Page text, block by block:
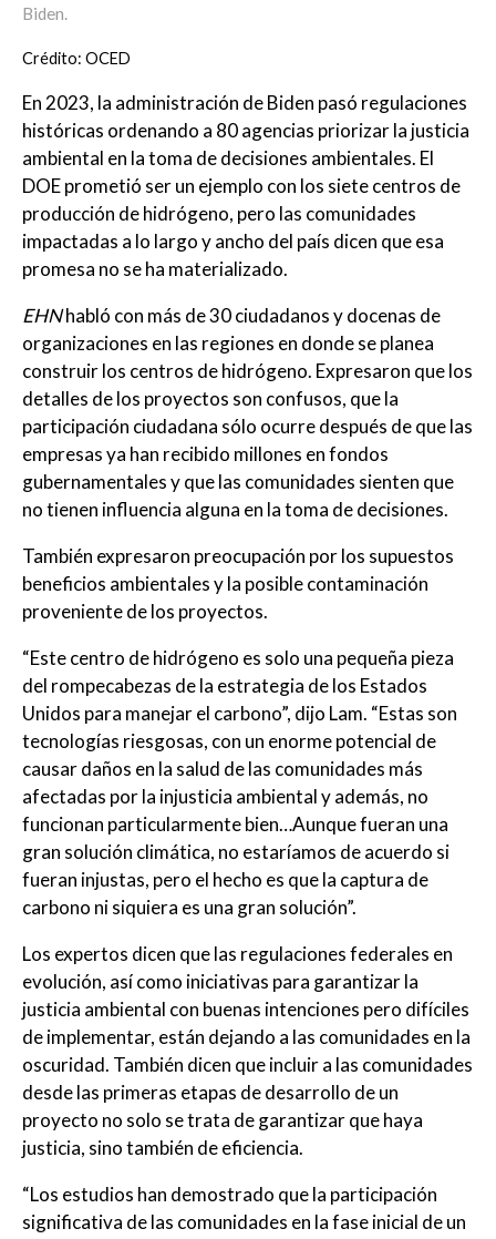
Biden.
Crédito: OCED
En 2023, la administración de Biden pasó regulaciones
históricas ordenando a 80 agencias priorizar la justicia
ambiental en la toma de decisiones ambientales. El
DOE prometió ser un ejemplo con los siete centros de
producción de hidrógeno, pero las comunidades
impactadas a lo largo y ancho del país dicen que esa
promesa no se ha materializado.
EHNhabló con más de 30 ciudadanos y docenas de
organizaciones en las regiones en donde se planea
construir los centros de hidrógeno. Expresaron que los
detalles de los proyectos son confusos, que la
participación ciudadana sólo ocurre después de que las
empresas ya han recibido millones en fondos
gubernamentales y que las comunidades sienten que
no tienen influencia alguna en la toma de decisiones.
También expresaron preocupación por los supuestos
beneficios ambientales y la posible contaminación
proveniente de los proyectos.
“Este centro de hidrógeno es solo una pequeña pieza
del rompecabezas de la estrategia de los Estados
Unidos para manejar el carbono”, dijo Lam. “Estas son
tecnologías riesgosas, con un enorme potencial de
causar daños en la salud de las comunidades más
afectadas por la injusticia ambiental y además, no
funcionan particularmente bien…Aunque fueran una
gran solución climática, no estaríamos de acuerdo si
fueran injustas, pero el hecho es que la captura de
carbono ni siquiera es una gran solución”.
Los expertos dicen que las regulaciones federales en
evolución, así como iniciativas para garantizar la
justicia ambiental con buenas intenciones pero difíciles
de implementar, están dejando a las comunidades en la
oscuridad. También dicen que incluir a las comunidades
desde las primeras etapas de desarrollo de un
proyecto no solo se trata de garantizar que haya
justicia, sino también de eficiencia.
“Los estudios han demostrado que la participación
significativa de las comunidades en la fase inicial de un